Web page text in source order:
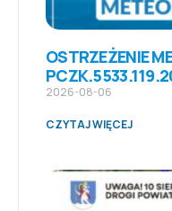
OSTRZEŻENIE
2026-08-06
CZYTAJ WIĘCEJ